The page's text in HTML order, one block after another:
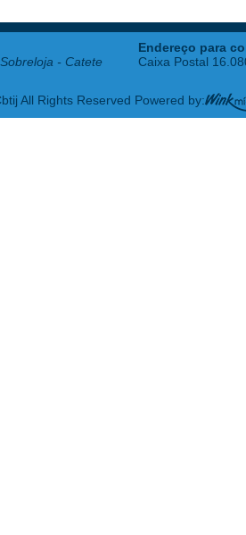
- Catete
Endereço para
Caixa Postal
All Rights Reserved Powered by: